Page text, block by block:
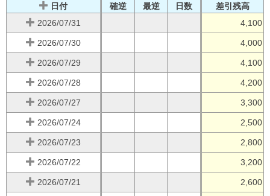
日付
確逆 最逆 日数
差引残高
2026/07/31
4,100
2026/07/30 4,000
2026/07/29 4,100
2026/07/28 4,200
2026/07/27 3,300
2026/07/24 2,500
2026/07/23 2,800
2026/07/22 3,200
2026/07/21 2,600